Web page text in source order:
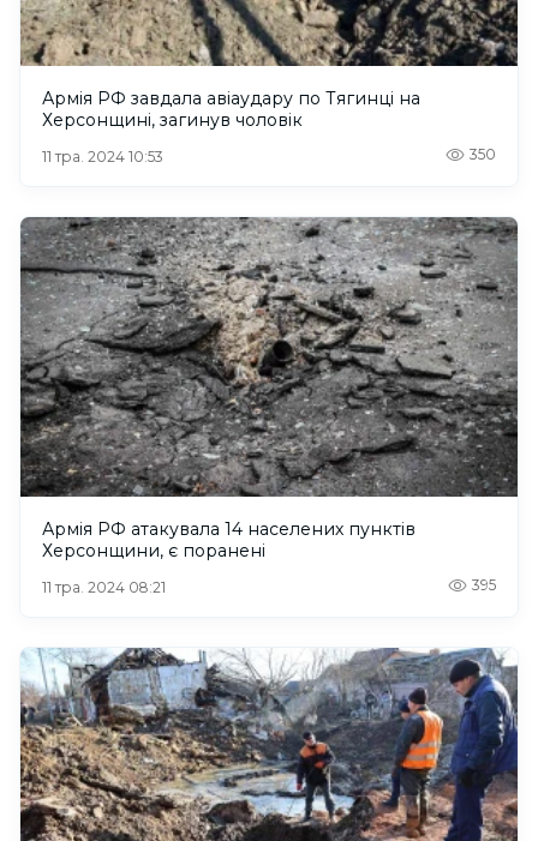
Армія РФ завдала авіаудару по Тягинці на
Херсонщині, загинув чоловік
11 тра. 2024 10:53 350
Армія РФ атакувала 14 населених пунктів
Херсонщини, є поранені
11 тра. 2024 08:21 395